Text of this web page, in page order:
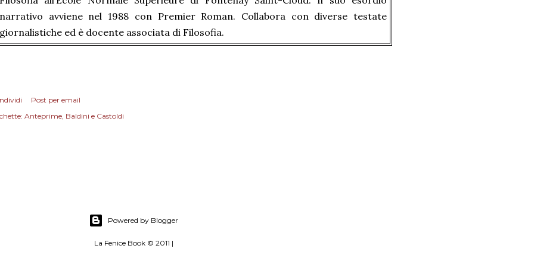
narrativo avviene nel 1988 con Premier Roman. Collabora con diverse testate
giornalistiche ed è docente associata di Filosofia.
Post per email
Anteprime Baldini e Castoldi
Powered by Blogger
La Fenice Book © 2011 |